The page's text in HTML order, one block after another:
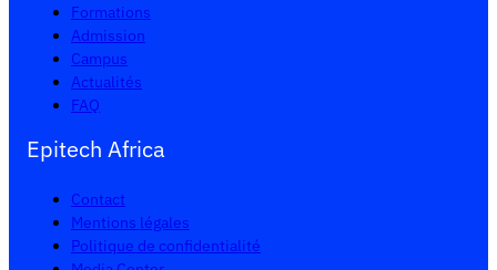
Formations
Admission
Campus
Actualités
FAQ
Epitech Africa
Contact
Mentions légales
Politique de confidentialité